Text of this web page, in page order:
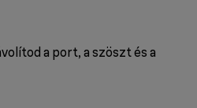
a port, a szöszt és a